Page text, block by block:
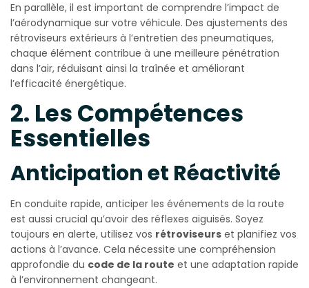
En parallèle, il est important de comprendre l’impact de
l’aérodynamique sur votre véhicule. Des ajustements des
rétroviseurs extérieurs à l’entretien des pneumatiques,
chaque élément contribue à une meilleure pénétration
dans l’air, réduisant ainsi la traînée et améliorant
l’efficacité énergétique.
2. Les Compétences
Essentielles
Anticipation et Réactivité
En conduite rapide, anticiper les événements de la route
est aussi crucial qu’avoir des réflexes aiguisés. Soyez
toujours en alerte, utilisez vos rétroviseurs et planifiez vos
actions à l’avance. Cela nécessite une compréhension
approfondie du code de la route et une adaptation rapide
à l’environnement changeant.